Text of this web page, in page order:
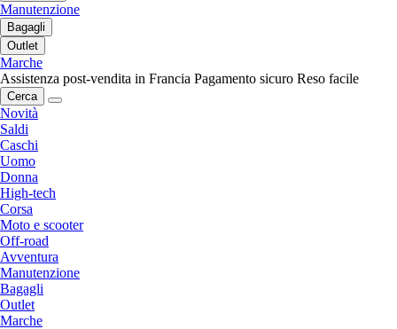
Manutenzione
Bagagli
Outlet
Marche
Assistenza post-vendita in Francia Pagamento sicuro Reso facile
Cerca
Novità
Saldi
Caschi
Uomo
Donna
High-tech
Corsa
Moto e scooter
Off-road
Avventura
Manutenzione
Bagagli
Outlet
Marche